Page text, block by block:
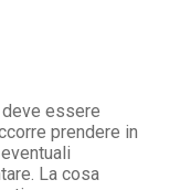
essere
prendere in
La cosa